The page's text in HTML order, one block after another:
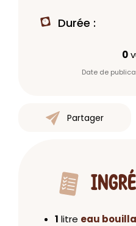
Durée :
0
Date de
Partager
1 litre eau